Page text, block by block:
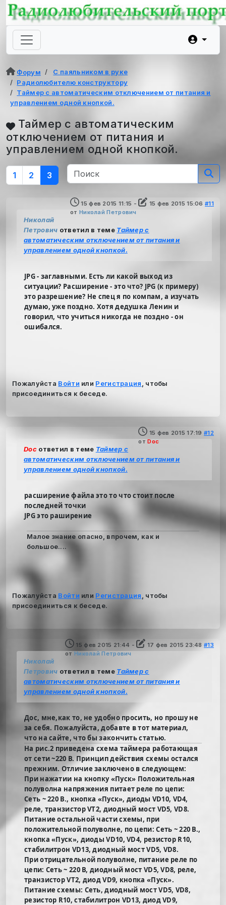
Форум
С паяльником в руке
Радиолюбителю конструктору
Таймер с автоматическим отключением от питания и
управлением одной кнопкой.
Таймер с автоматическим
отключением от питания и
управлением одной кнопкой.
1 2 3
15 фев 2015 11:15 - 15 фев 2015 15:06 #11
от Николай Петрович
Николай
Петрович ответил в теме Таймер с
автоматическим отключением от питания и
управлением одной кнопкой.
JPG - заглавными. Есть ли какой выход из
ситуации? Расширение - это что? JPG (к примеру)
это разрешение? Не спец я по компам, а изучать
думаю, уже поздно. Хотя дедушка Ленин и
говорил, что учиться никогда не поздно - он
ошибался.
Пожалуйста Войти или Регистрация
, чтобы
присоединиться к беседе.
15 фев 2015 17:19 #12
отDoc
Docответил в теме Таймер с
автоматическим отключением от питания и
управлением одной кнопкой.
расширение файла это то что стоит после
последней точки
JPG это раширение
Малое знание опасно, впрочем, как и
большое....
Пожалуйста Войти или Регистрация
, чтобы
присоединиться к беседе.
15 фев 2015 21:44 - 17 фев 2015 23:48 #13
от Николай Петрович
Николай
Петрович ответил в теме Таймер с
автоматическим отключением от питания и
управлением одной кнопкой.
Дос, мне,как то, не удобно просить, но прошу не
за себя. Пожалуйста, добавте в тот материал,
что на сайте, что бы закончить статью.
На рис.2 приведена схема таймера работающая
от сети ~220 В. Принцип действия схемы остался
прежним. Отличие заключено в следующем:
При нажатии на кнопку «Пуск» Положительная
полуволна напряжения питает реле по цепи:
Сеть ~ 220 В., кнопка «Пуск», диоды VD10, VD4,
реле, транзистор VT2, диодный мост VD5, VD8.
Питание остальной части схемы, при
положительной полуволне, по цепи: Сеть ~ 220 В.,
кнопка «Пуск», диоды VD10, VD4, резистор R10,
стабилитрон VD13, диодный мост VD5, VD8.
При отрицательной полуволне, питание реле по
цепи: Сеть ~ 220 В, диодный мост VD5, VD8, реле,
транзистор VT2, диод VD9, кнопка «Пуск».
Питание схемы: Сеть, диодный мост VD5, VD8,
резистор R10, стабилитрон VD13, диод VD9,